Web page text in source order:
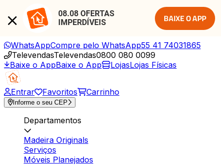
08.08 OFERTAS
IMPERDÍVEIS
BAIXE O APP
WhatsAppCompre pelo WhatsApp55 41 74031865
TelevendasTelevendas0800 080 0099
Baixe o AppBaixe o App LojasLojas Físicas
Entrar Favoritos Carrinho
Informe o seu CEP
Departamentos
Madeira Originals
Serviços
Móveis Planejados